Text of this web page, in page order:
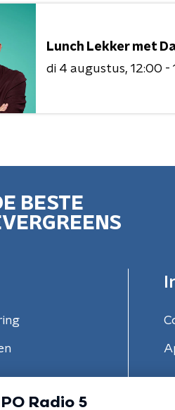
Lunch Lekker met
di 4 augustus 12:00 -
BESTE